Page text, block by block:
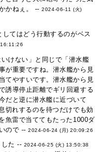
かねぇ。 --2024-06-11 (火)
てはどう行動するのがベス
けない」と同じで「潜水艦
が重要ですね。潜水艦から見
てやすいです。潜水艦から見
誘導停止距離でギリ回避する
だと逆に潜水艦に近づいて
切れするのを待つだけでも効
魚雷で当ててもたった1000ダ
ので --2024-06-24 (月) 20:09:26
した -- 2024-06-25 (火) 13:50:38